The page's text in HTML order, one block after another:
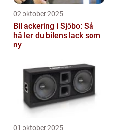
02 oktober 2025
Billackering i Sjöbo: Så
håller du bilens lack som
ny
01 oktober 2025